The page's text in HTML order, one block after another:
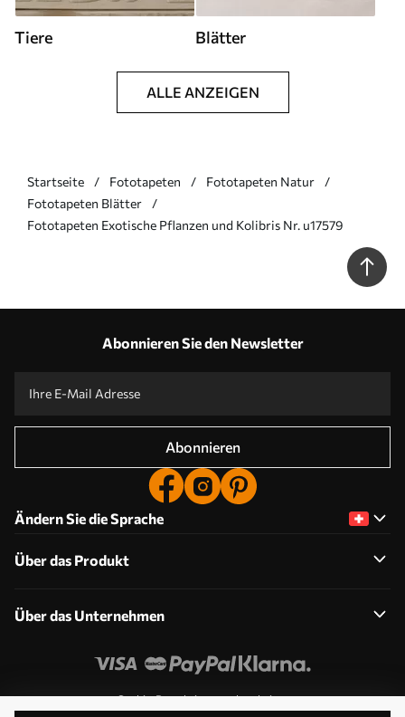
Tiere Blätter
ALLE ANZEIGEN
Startseite Fototapeten
Fototapeten Natur
Fototapeten Blätter
Fototapeten Exotische Pflanzen und Kolibris Nr. u17579
Abonnieren Sie den Newsletter
Abonnieren
Ändern Sie die Sprache
Über das Produkt
Über das Unternehmen
Cookie-Berechtigungen bearbeiten